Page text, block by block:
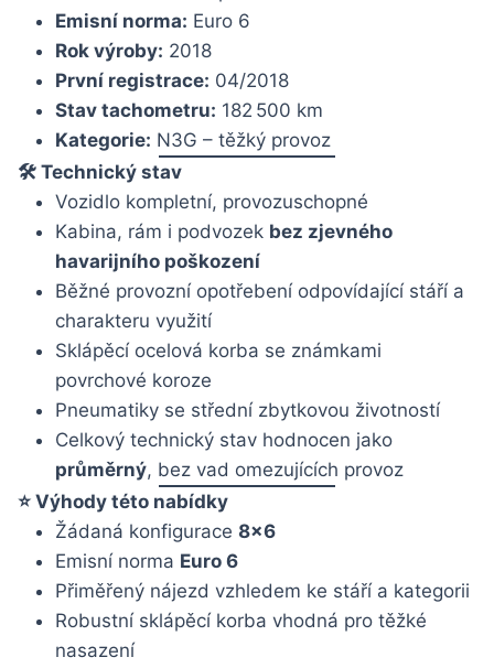
Emisní norma: Euro 6
Rok výroby: 2018
První registrace: 04/2018
Stav tachometru: 182 500 km
Kategorie: N3G – těžký provoz
🛠 Technický stav
Vozidlo kompletní, provozuschopné
Kabina, rám i podvozek bez zjevného
havarijního poškození
Běžné provozní opotřebení odpovídající stáří a
charakteru využití
Sklápěcí ocelová korba se známkami
povrchové koroze
Pneumatiky se střední zbytkovou životností
Celkový technický stav hodnocen jako
průměrný, bez vad omezujících provoz
⭐ Výhody této nabídky
Žádaná konfigurace 8×6
Emisní norma Euro 6
Přiměřený nájezd vzhledem ke stáří a kategorii
Robustní sklápěcí korba vhodná pro těžké
nasazení